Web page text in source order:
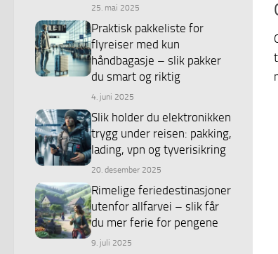
25. mai 2025
Praktisk pakkeliste for
flyreiser med kun
håndbagasje – slik pakker
du smart og riktig
4. juni 2025
Slik holder du elektronikken
trygg under reisen: pakking,
lading, vpn og tyverisikring
20. desember 2025
Rimelige feriedestinasjoner
utenfor allfarvei – slik får
du mer ferie for pengene
9. juli 2025